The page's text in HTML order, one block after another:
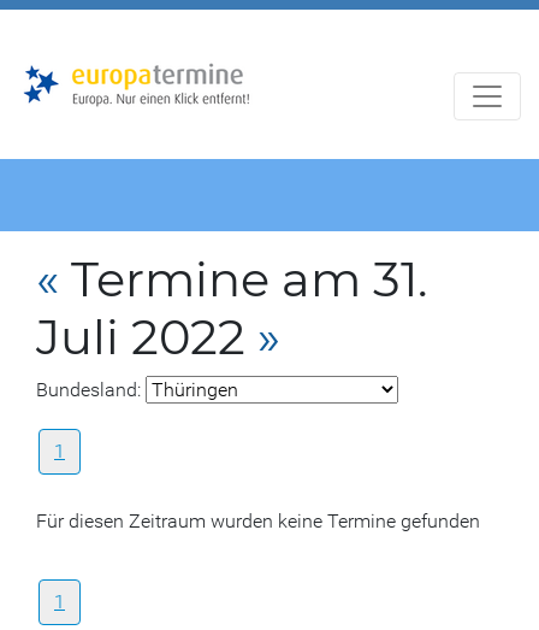
« Termine am 31.
Juli 2022 »
Bundesland:
1
Für diesen Zeitraum wurden keine Termine gefunden
1